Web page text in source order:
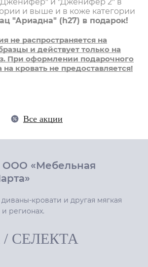
и выше и в коже категории
"Ариадна" (h27) в подарок!
не распространяется на
и действует только на
При оформлении подарочного
кровать не предоставляется!
Все акции
ООО «Мебельная
кровати и другая мягкая
регионах.
/ СЕЛЕКТА